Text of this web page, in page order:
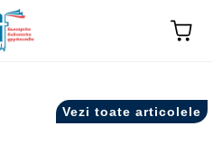
Vezi toate articolele